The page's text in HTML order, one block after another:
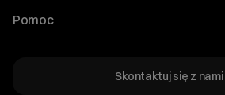
Audyt stron
Hosting dla WooCommerce
Jak przenieść stronę?
Pomoc
Skontaktuj się z nami